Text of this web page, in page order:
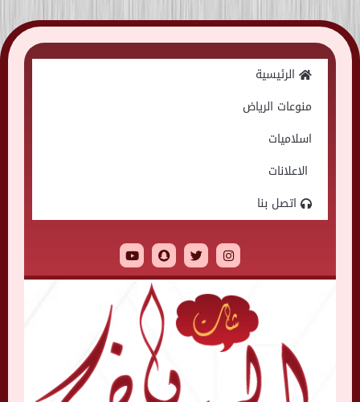
Skip
to
الرئيسية
منوعات الرياض
اسلاميات
الاعلانات
اتصل بنا